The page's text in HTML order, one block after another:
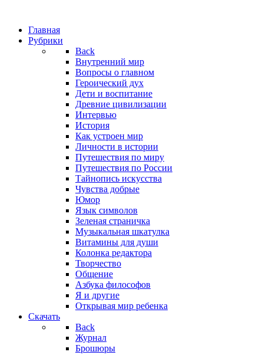
Главная
Рубрики
Back
Внутренний мир
Вопросы о главном
Героический дух
Дети и воспитание
Древние цивилизации
Интервью
История
Как устроен мир
Личности в истории
Путешествия по миру
Путешествия по России
Тайнопись искусства
Чувства добрые
Юмор
Язык символов
Зеленая страничка
Музыкальная шкатулка
Витамины для души
Колонка редактора
Творчество
Общение
Азбука философов
Я и другие
Открывая мир ребенка
Скачать
Back
Журнал
Брошюры